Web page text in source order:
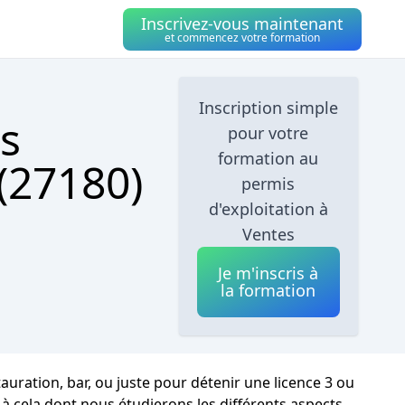
Inscrivez-vous maintenant
et commencez votre formation
Inscription simple
pour votre
formation au
permis
d'exploitation à
Ventes
Je m'inscris à
la formation
bar, ou juste pour détenir une licence 3 ou